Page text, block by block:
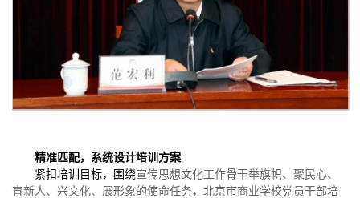
精准匹配，系统设计培训方案
紧扣培训目标，围绕宣传思想文化工作骨干举旗帜、聚民心、
育新人、兴文化、展形象的使命任务，北京市商业学校党员干部培